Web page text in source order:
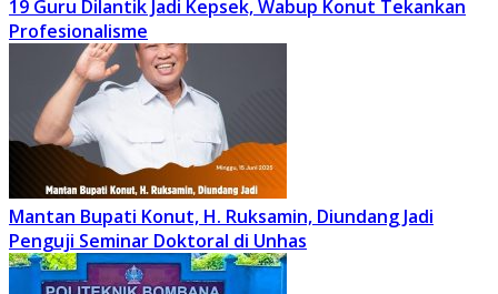
19 Guru Dilantik Jadi Kepsek, Wabup Konut Tekankan
Profesionalisme
Mantan Bupati Konut, H. Ruksamin, Diundang Jadi
Penguji Seminar Doktoral di Unhas